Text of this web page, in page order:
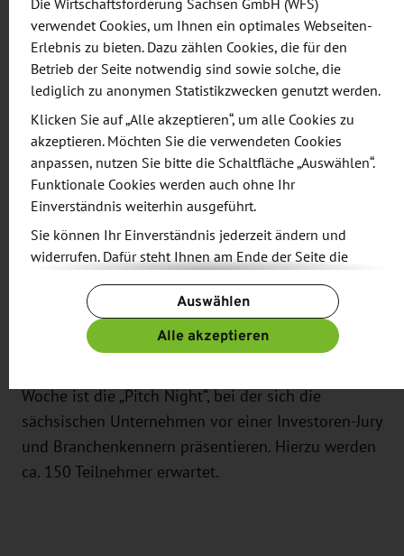
Was müssen EU-Bürger beachten?
Welche Vorteile bietet der Standort New York –
auch im Vergleich zu Boston und dem Silicon
Valley?
Die Gruppe besucht u. a. das NewLab – eine
Community von über 800 Unternehmern,
Ingenieuren und Experten, die sich mit aktuellen
globalen Herausforderungen beschäftigen. Die
Vertreter der Halbleiterindustrie nutzen außerdem
die Möglichkeit zu einem Austausch bei NY
CREATES, einem weltweit führenden Forschungs-
und Innovationshub für fortschrittliche digitale
und analoge Technologien sowie
Woche ist die „Pitch Night“, bei der sich die
sächsischen Unternehmen vor einer Investoren-Jury
und Branchenkennern präsentieren. Hierzu werden
ca. 150 Teilnehmer erwartet.
Die Wirtschaftsförderung Sachsen GmbH (WFS)
verwendet Cookies, um Ihnen ein optimales Webseiten-
Erlebnis zu bieten. Dazu zählen Cookies, die für den
Betrieb der Seite notwendig sind sowie solche, die
lediglich zu anonymen Statistikzwecken genutzt werden.
Klicken Sie auf „Alle akzeptieren“, um alle Cookies zu
akzeptieren. Möchten Sie die verwendeten Cookies
anpassen, nutzen Sie bitte die Schaltfläche „Auswählen“.
Funktionale Cookies werden auch ohne Ihr
Einverständnis weiterhin ausgeführt.
Sie können Ihr Einverständnis jederzeit ändern und
widerrufen. Dafür steht Ihnen am Ende der Seite die
Verfügung.
Weitere Informationen finden Sie in unseren
Datenschutzbestimmungenund ergänzend in unserem
Auswählen
Alle akzeptieren